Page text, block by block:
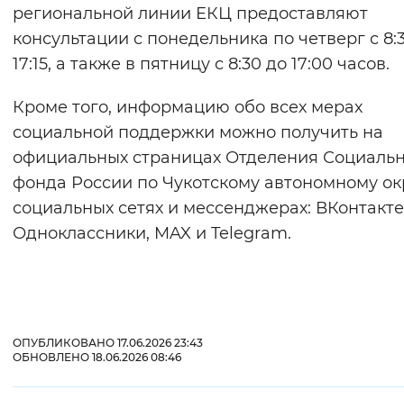
региональной линии ЕКЦ предоставляют
консультации с понедельника по четверг с
17:15, а также в пятницу с 8:30 до 17:00 часов.
Кроме того, информацию обо всех мерах
социальной поддержки можно получить на
официальных страницах Отделения
фонда России по Чукотскому автономному
социальных сетях и мессенджерах:
Одноклассники, MAX и Telegram.
ОПУБЛИКОВАНО 17.06.2026 23:43
ОБНОВЛЕНО 18.06.2026 08:46